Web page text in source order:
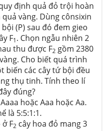
định quả đỏ trội hoàn
vàng. Dùng cônsixin
(P) sau đó đem gieo
F1. Chọn ngẫu nhiên 2
thu được F2 gồm 2380
Cho biết quá trình
biến các cây tứ bội đều
thụ tinh. Tính theo lí
đúng?
hoặc Aaa hoặc Aa.
là 5:5:1:1.
F2 cây hoa đỏ mang 3